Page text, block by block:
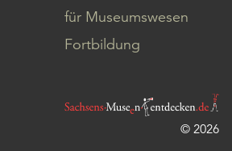
für Museumswesen
Fortbildung
© 2026